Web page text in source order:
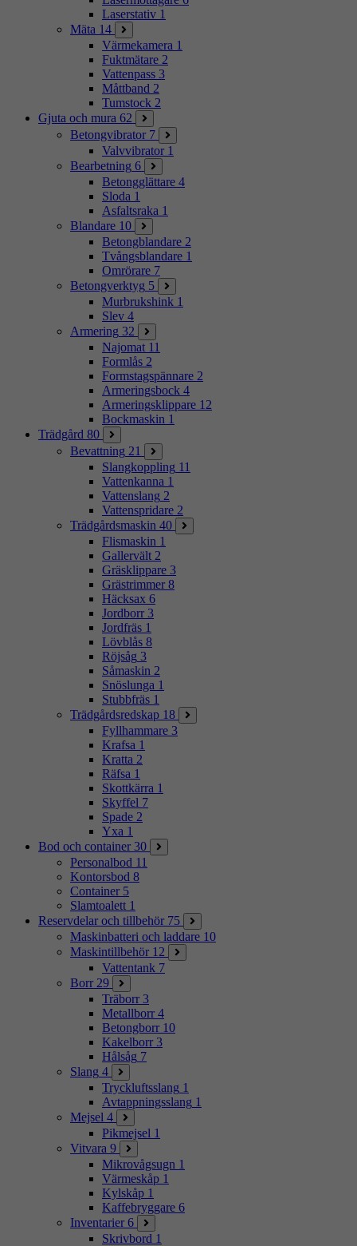
Laserstativ 1
Mäta 14
Värmekamera 1
Fuktmätare 2
Vattenpass 3
Måttband 2
Tumstock 2
Gjuta och mura 62
Betongvibrator 7
Valvvibrator 1
Bearbetning 6
Betongglättare 4
Sloda 1
Asfaltsraka 1
Blandare 10
Betongblandare 2
Tvångsblandare 1
Omrörare 7
Betongverktyg 5
Murbrukshink 1
Slev 4
Armering 32
Najomat 11
Formlås 2
Formstagspännare 2
Armeringsbock 4
Armeringsklippare 12
Bockmaskin 1
Trädgård 80
Bevattning 21
Slangkoppling 11
Vattenkanna 1
Vattenslang 2
Vattenspridare 2
Trädgårdsmaskin 40
Flismaskin 1
Gallervält 2
Gräsklippare 3
Grästrimmer 8
Häcksax 6
Jordborr 3
Jordfräs 1
Lövblås 8
Röjsåg 3
Såmaskin 2
Snöslunga 1
Stubbfräs 1
Trädgårdsredskap 18
Fyllhammare 3
Krafsa 1
Kratta 2
Räfsa 1
Skottkärra 1
Skyffel 7
Spade 2
Yxa 1
Bod och container 30
Personalbod 11
Kontorsbod 8
Container 5
Slamtoalett 1
Reservdelar och tillbehör 75
Maskinbatteri och laddare 10
Maskintillbehör 12
Vattentank 7
Borr 29
Träborr 3
Metallborr 4
Betongborr 10
Kakelborr 3
Hålsåg 7
Slang 4
Tryckluftsslang 1
Avtappningsslang 1
Mejsel 4
Pikmejsel 1
Vitvara 9
Mikrovågsugn 1
Värmeskåp 1
Kylskåp 1
Kaffebryggare 6
Inventarier 6
Skrivbord 1